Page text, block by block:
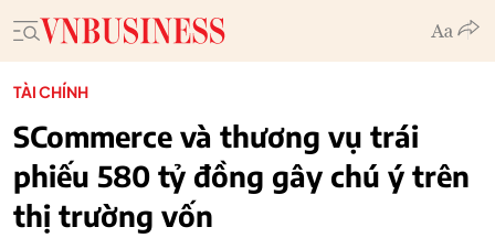
TÀI CHÍNH
SCommerce và thương vụ trái
phiếu 580 tỷ đồng gây chú ý trên
thị trường vốn